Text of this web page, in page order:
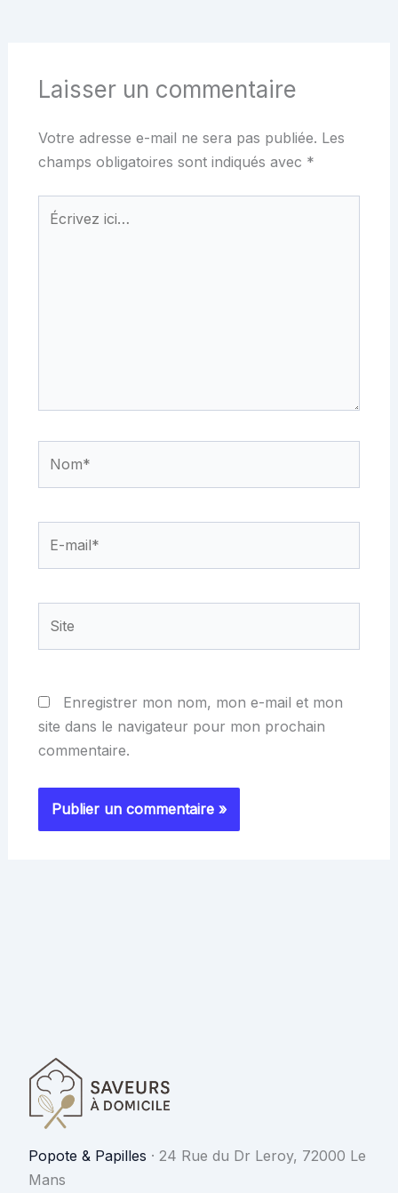
Laisser un commentaire
Votre adresse e-mail ne sera pas publiée. Les
champs obligatoires sont indiqués avec *
Écrivez
Enregistrer mon nom, mon e-mail et mon
site dans le navigateur pour mon prochain
commentaire.
Popote & Papilles · 24 Rue du Dr Leroy, 72000 Le
Mans